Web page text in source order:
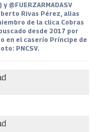
@FUERZARMADASV
Rivas Pérez, alias
de la clica Cobras
desde 2017 por
en el caserío Príncipe de
PNCSV.